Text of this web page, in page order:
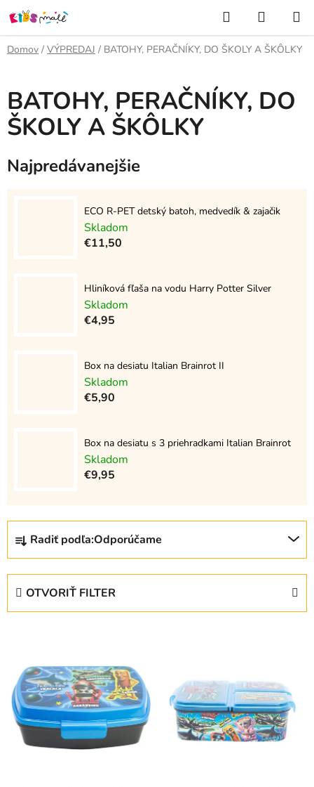
Prejsť
na
obsah
Hľadať
KOŠÍK
Domov / VÝPREDAJ / BATOHY, PERAČNÍKY, DO ŠKOLY A ŠKÔLKY
BATOHY, PERAČNÍKY, DO
ŠKOLY A ŠKÔLKY
Najpredávanejšie
ECO R-PET detský batoh, medvedík & zajačik
Skladom
€11,50
Hliníková fľaša na vodu Harry Potter Silver
Skladom
€4,95
Box na desiatu Italian Brainrot II
Skladom
€5,90
Box na desiatu s 3 priehradkami Italian Brainrot
Skladom
€9,95
R
d
o
d
u
Radiť podľa:Odporúčame
OTVORIŤ FILTER
s
p